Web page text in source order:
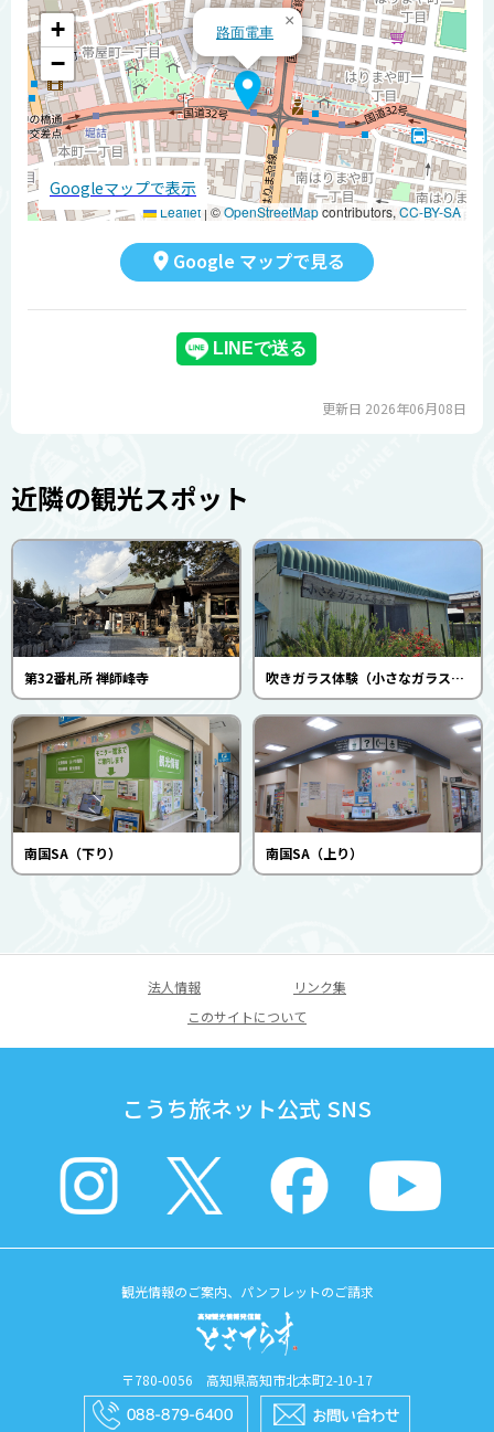
路面電車
×
+
−
Leaflet | ©OpenStreetMapcontributors,CC-BY-SA
Googleマップで表示
Google マップで見る
更新日 2026年06月08日
近隣の観光スポット
第32番札所 禅師峰寺 吹きガラス体験（小さなガラス工房 透千（とーち））
南国SA（下り） 南国SA（上り）
法人情報
リンク集
このサイトについて
こうち旅ネット公式 SNS
観光情報のご案内、パンフレットのご請求
〒780-0056 高知県高知市北本町2-10-17